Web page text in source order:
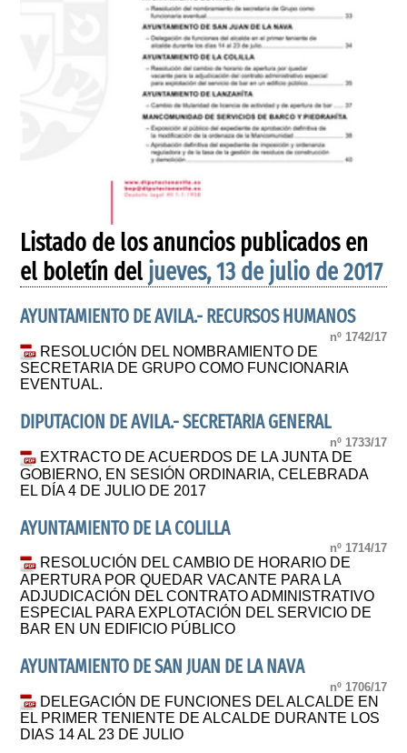
Listado de los anuncios publicados en
el boletín del jueves, 13 de julio de 2017
AYUNTAMIENTO DE AVILA.- RECURSOS HUMANOS
nº 1742/17
RESOLUCIÓN DEL NOMBRAMIENTO DE
SECRETARIA DE GRUPO COMO FUNCIONARIA
EVENTUAL.
DIPUTACION DE AVILA.- SECRETARIA GENERAL
nº 1733/17
EXTRACTO DE ACUERDOS DE LA JUNTA DE
GOBIERNO, EN SESIÓN ORDINARIA, CELEBRADA
EL DÍA 4 DE JULIO DE 2017
AYUNTAMIENTO DE LA COLILLA
nº 1714/17
RESOLUCIÓN DEL CAMBIO DE HORARIO DE
APERTURA POR QUEDAR VACANTE PARA LA
ADJUDICACIÓN DEL CONTRATO ADMINISTRATIVO
ESPECIAL PARA EXPLOTACIÓN DEL SERVICIO DE
BAR EN UN EDIFICIO PÚBLICO
AYUNTAMIENTO DE SAN JUAN DE LA NAVA
nº 1706/17
DELEGACIÓN DE FUNCIONES DEL ALCALDE EN
EL PRIMER TENIENTE DE ALCALDE DURANTE LOS
DIAS 14 AL 23 DE JULIO